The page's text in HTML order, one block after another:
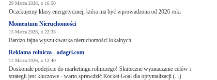
29 Marca 2026, o 16:50
Oczekujemy klasy energetycznej, która ma być wprowadzona od 2026 roki
Momentum Nieruchomości
15 Marca 2026, o 22:33
Bardzo fajna wyszukiwarka nieruchomości lokalnych
Reklama rolnicza - adagri.com
12 Marca 2026, o 12:40
Doskonałe podejście do marketingu rolniczego! Skuteczne wyznaczanie celów i
strategii jest kluczowe - warto sprawdzić Rocket Goal dla optymalizacji (...)